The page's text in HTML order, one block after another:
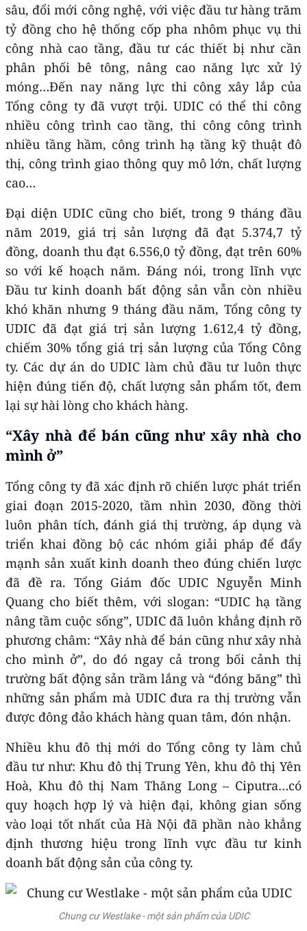
sâu, đổi mới công nghệ, với việc đầu tư hàng trăm
tỷ đồng cho hệ thống cốp pha nhôm phục vụ thi
công nhà cao tầng, đầu tư các thiết bị như cần
phân phối bê tông, nâng cao năng lực xử lý
móng…Đến nay năng lực thi công xây lắp của
Tổng công ty đã vượt trội. UDIC có thể thi công
nhiều công trình cao tầng, thi công công trình
nhiều tầng hầm, công trình hạ tầng kỹ thuật đô
thị, công trình giao thông quy mô lớn, chất lượng
cao…
Đại diện UDIC cũng cho biết, trong 9 tháng đầu
năm 2019, giá trị sản lượng đã đạt 5.374,7 tỷ
đồng, doanh thu đạt 6.556,0 tỷ đồng, đạt trên 60%
so với kế hoạch năm. Đáng nói, trong lĩnh vực
Đầu tư kinh doanh bất động sản vẫn còn nhiều
khó khăn nhưng 9 tháng đầu năm, Tổng công ty
UDIC đã đạt giá trị sản lượng 1.612,4 tỷ đồng,
chiếm 30% tổng giá trị sản lượng của Tổng Công
ty. Các dự án do UDIC làm chủ đầu tư luôn thực
hiện đúng tiến độ, chất lượng sản phẩm tốt, đem
lại sự hài lòng cho khách hàng.
“Xây nhà để bán cũng như xây nhà cho
mình ở”
Tổng công ty đã xác định rõ chiến lược phát triển
giai đoạn 2015-2020, tầm nhìn 2030, đồng thời
luôn phân tích, đánh giá thị trường, áp dụng và
triển khai đồng bộ các nhóm giải pháp để đẩy
mạnh sản xuất kinh doanh theo đúng chiến lược
đã đề ra. Tổng Giám đốc UDIC Nguyễn Minh
Quang cho biết thêm, với slogan: “UDIC hạ tầng
nâng tầm cuộc sống”, UDIC đã luôn khẳng định rõ
phương châm: “Xây nhà để bán cũng như xây nhà
cho mình ở”, do đó ngay cả trong bối cảnh thị
trường bất động sản trầm lắng và “đóng băng” thì
những sản phẩm mà UDIC đưa ra thị trường vẫn
được đông đảo khách hàng quan tâm, đón nhận.
Nhiều khu đô thị mới do Tổng công ty làm chủ
đầu tư như: Khu đô thị Trung Yên, khu đô thị Yên
Hoà, Khu đô thị Nam Thăng Long – Ciputra…có
quy hoạch hợp lý và hiện đại, không gian sống
vào loại tốt nhất của Hà Nội đã phần nào khẳng
định thương hiệu trong lĩnh vực đầu tư kinh
doanh bất động sản của công ty.
Chung cư Westlake - một sản phẩm của UDIC